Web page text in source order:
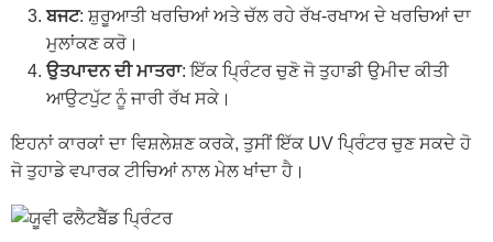
ਬਜਟ: ਸ਼ੁਰੂਆਤੀ ਖਰਚਿਆਂ ਅਤੇ ਚੱਲ ਰਹੇ ਰੱਖ-ਰਖਾਅ ਦੇ ਖਰਚਿਆਂ ਦਾ
ਮੁਲਾਂਕਣ ਕਰੋ।
ਉਤਪਾਦਨ ਦੀ ਮਾਤਰਾ: ਇੱਕ ਪ੍ਰਿੰਟਰ ਚੁਣੋ ਜੋ ਤੁਹਾਡੀ ਉਮੀਦ ਕੀਤੀ
ਆਉਟਪੁੱਟ ਨੂੰ ਜਾਰੀ ਰੱਖ ਸਕੇ।
ਇਹਨਾਂ ਕਾਰਕਾਂ ਦਾ ਵਿਸ਼ਲੇਸ਼ਣ ਕਰਕੇ, ਤੁਸੀਂ ਇੱਕ UV ਪ੍ਰਿੰਟਰ ਚੁਣ ਸਕਦੇ ਹੋ
ਜੋ ਤੁਹਾਡੇ ਵਪਾਰਕ ਟੀਚਿਆਂ ਨਾਲ ਮੇਲ ਖਾਂਦਾ ਹੈ।